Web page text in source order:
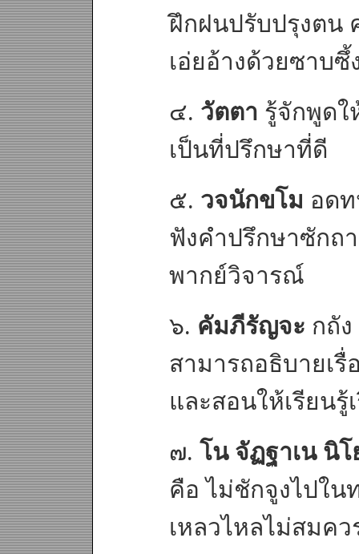
ฝึกฝนปรับปรุงตน
เอ่ยอ้างด้วยซาบซึ้
๔. วัตตา รู้จักพูดใ
เป็นที่ปรึกษาที่ดี
๕. วจนักขโม อด
ฟังคำปรึกษาซักถ
พากย์วิจารณ์
๖. คัมภีรัญจะ กถั
สามารถอธิบายเ
และสอนให้เรียนรู้
๗. โน จัฏฐาเน นิโ
คือ ไม่ชักจูงไปใน
เหลวไหลไม่สมคว